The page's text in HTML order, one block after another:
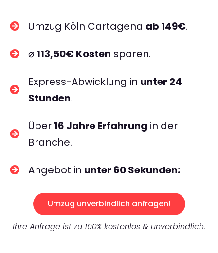
Umzug Köln Cartagena ab 149€.
⌀ 113,50€ Kosten sparen.
Express-Abwicklung in unter 24
Stunden.
Über 16 Jahre Erfahrung in der
Branche.
Angebot in unter 60 Sekunden:
Umzug unverbindlich anfragen!
Ihre Anfrage ist zu 100% kostenlos & unverbindlich.